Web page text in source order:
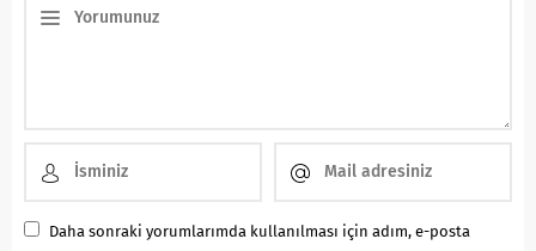
Daha sonraki yorumlarımda kullanılması için adım, e-posta